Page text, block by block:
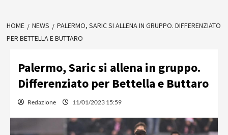
HOME NEWS
PALERMO, SARIC SI ALLENA IN GRUPPO. DIFFERENZIATO
PER BETTELLA E BUTTARO
Palermo, Saric si allena in gruppo.
Differenziato per Bettella e Buttaro
Redazione 11/01/2023 15:59